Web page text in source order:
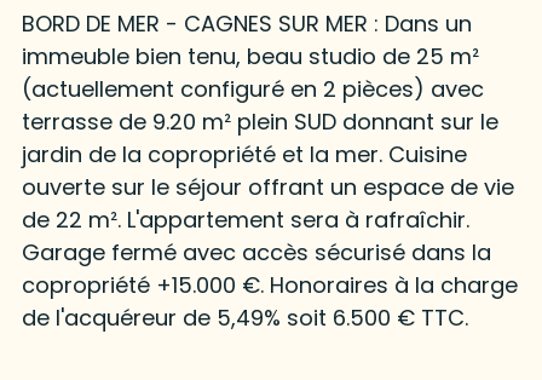
BORD DE MER - CAGNES SUR MER : Dans un
immeuble bien tenu, beau studio de 25 m²
(actuellement configuré en 2 pièces) avec
terrasse de 9.20 m² plein SUD donnant sur le
jardin de la copropriété et la mer. Cuisine
ouverte sur le séjour offrant un espace de vie
de 22 m². L'appartement sera à rafraîchir.
Garage fermé avec accès sécurisé dans la
copropriété +15.000 €. Honoraires à la charge
de l'acquéreur de 5,49% soit 6.500 € TTC.